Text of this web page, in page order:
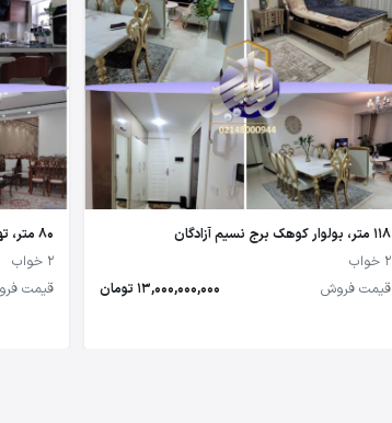
118 متر، بولوار کوهک برج نسیم آزادگان
2 خواب
قیمت فروش
13,000,000,000 تومان
80 متر، تهرانسر
2 خواب
قیمت